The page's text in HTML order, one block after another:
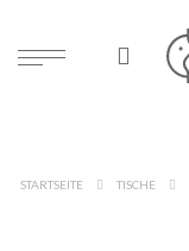
STARTSEITE TISCHE